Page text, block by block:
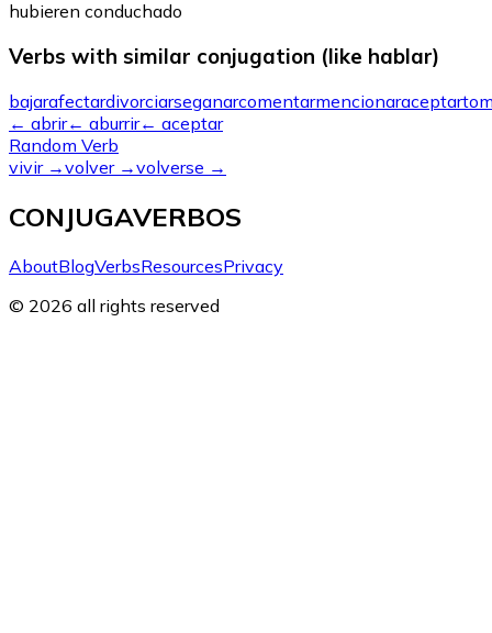
hubieren conduchado
Verbs with similar conjugation (like hablar)
bajarafectardivorciarseganarcomentarmencionaraceptar
← abrir← aburrir← aceptar
Random Verb
vivir→volver→volverse →
CONJUGAVERBOS
AboutBlogVerbsResourcesPrivacy
© 2026 all rights reserved